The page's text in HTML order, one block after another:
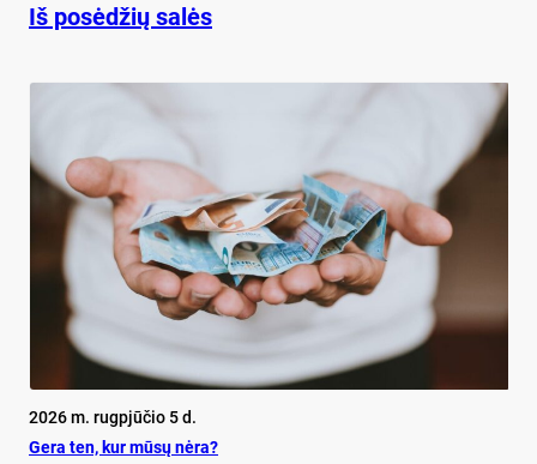
Iš posėdžių salės
2026 m. rugpjūčio 5 d.
Ge­ra ten, kur mū­sų nė­ra?